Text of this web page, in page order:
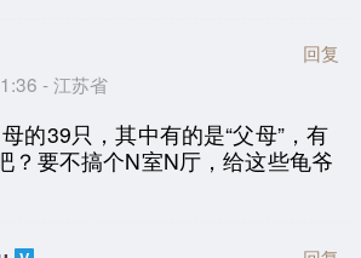
- 江苏省
回复
的39只，其中有的是“父母”，有
？要不搞个N室N厅，给这些龟爷